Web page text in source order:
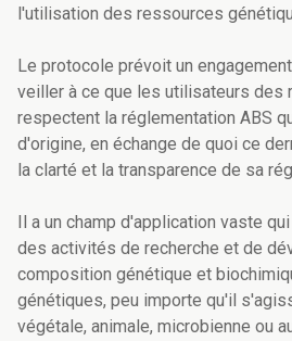
l'utilisation des ressources
Le protocole prévoit un
veiller à ce que les utilisateurs des
respectent la réglementation ABS
d'origine, en échange de quoi ce
la clarté et la transparence de sa
Il a un champ d'application vaste
des activités de recherche et de
composition génétique et
génétiques, peu importe qu'il
végétale, animale, microbienne ou